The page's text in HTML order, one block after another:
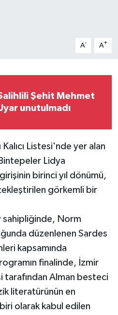
A- A+
Şehit Mehmet
unutulmadı
Listesi'nde yer alan
Lidya
birinci yıl dönümü,
görkemli bir
sahipliğinde, Norm
düzenlenen Sardes
kapsamında
finalinde, İzmir
tarafından Alman besteci
literatürünün en
olarak kabul edilen